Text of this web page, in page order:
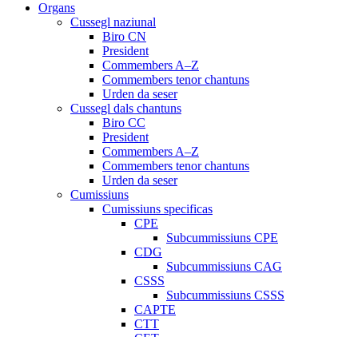
Organs
Cussegl naziunal
Biro CN
President
Commembers A–Z
Commembers tenor chantuns
Urden da seser
Cussegl dals chantuns
Biro CC
President
Commembers A–Z
Commembers tenor chantuns
Urden da seser
Cumissiuns
Cumissiuns specificas
CPE
Subcummissiuns CPE
CDG
Subcummissiuns CAG
CSSS
Subcummissiuns CSSS
CAPTE
CTT